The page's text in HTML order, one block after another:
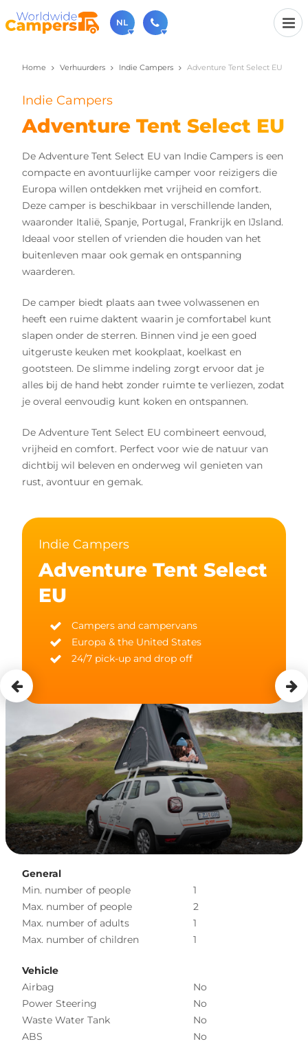
NL
030-6974964
sales@worldwidecampers.com
Je kunt ons natuurlijk ook altijd een mailtje sturen.
Home Verhuurders Indie Campers Adventure Tent Select EU
Indie Campers
Adventure Tent Select EU
De Adventure Tent Select EU van Indie Campers is een
compacte en avontuurlijke camper voor reizigers die
Europa willen ontdekken met vrijheid en comfort.
Deze camper is beschikbaar in verschillende landen,
waaronder Italië, Spanje, Portugal, Frankrijk en IJsland.
Ideaal voor stellen of vrienden die houden van het
buitenleven maar ook gemak en ontspanning
waarderen.
De camper biedt plaats aan twee volwassenen en
heeft een ruime daktent waarin je comfortabel kunt
slapen onder de sterren. Binnen vind je een goed
uitgeruste keuken met kookplaat, koelkast en
gootsteen. De slimme indeling zorgt ervoor dat je
alles bij de hand hebt zonder ruimte te verliezen, zodat
je overal eenvoudig kunt koken en ontspannen.
De Adventure Tent Select EU combineert eenvoud,
vrijheid en comfort. Perfect voor wie de natuur van
dichtbij wil beleven en onderweg wil genieten van
rust, avontuur en gemak.
Indie Campers
Adventure Tent Select
EU
Campers and campervans
Europa & the United States
24/7 pick-up and drop off
General
Min. number of people
1
Max. number of people
2
Max. number of adults
1
Max. number of children
1
Vehicle
Airbag
No
Power Steering
No
Waste Water Tank
No
ABS
No